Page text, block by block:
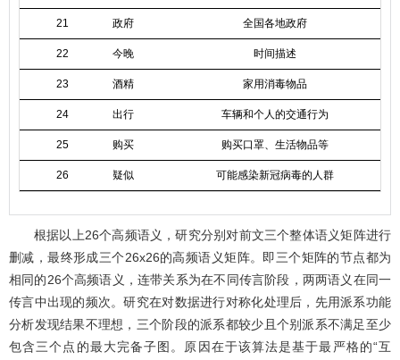
21 政府 全国各地政府
22 今晚 时间描述
23 酒精 家用消毒物品
24 出行 车辆和个人的交通行为
25 购买 购买口罩、生活物品等
26 疑似 可能感染新冠病毒的人群
根据以上26个高频语义，研究分别对前文三个整体语义矩阵进行
删减，最终形成三个26x26的高频语义矩阵。即三个矩阵的节点都为
相同的26个高频语义，连带关系为在不同传言阶段，两两语义在同一
传言中出现的频次。研究在对数据进行对称化处理后，先用派系功能
分析发现结果不理想，三个阶段的派系都较少且个别派系不满足至少
包含三个点的最大完备子图。原因在于该算法是基于最严格的“互